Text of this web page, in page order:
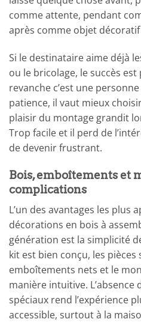
comme attente, pendant
après comme objet
Si le destinataire aime déjà
ou le bricolage, le succès
revanche c’est une
patience, il vaut mieux
plaisir du montage grandit
Trop facile et il perd de
de devenir frustrant.
Bois, emboîtements et
complications
L’un des avantages les plus
décorations en bois à
génération est la simplicité
kit est bien conçu, les pièces
emboîtements nets et le
manière intuitive. L’absence
spéciaux rend l’expérience
accessible, surtout à la